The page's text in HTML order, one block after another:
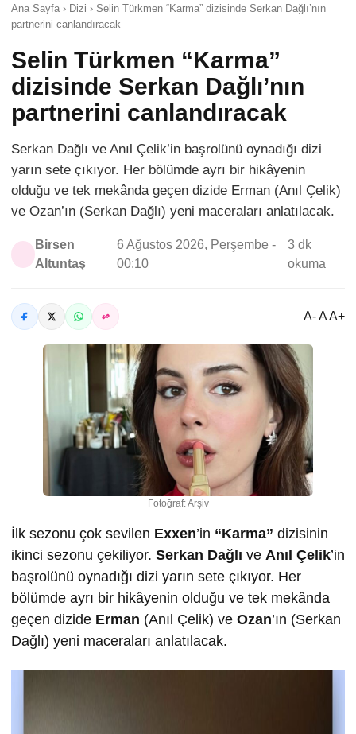
Ana Sayfa › Dizi › Selin Türkmen “Karma” dizisinde Serkan Dağlı’nın
partnerini canlandıracak
Selin Türkmen “Karma”
dizisinde Serkan Dağlı’nın
partnerini canlandıracak
Serkan Dağlı ve Anıl Çelik’in başrolünü oynadığı dizi
yarın sete çıkıyor. Her bölümde ayrı bir hikâyenin
olduğu ve tek mekânda geçen dizide Erman (Anıl Çelik)
ve Ozan’ın (Serkan Dağlı) yeni maceraları anlatılacak.
Birsen
Altuntaş
6 Ağustos 2026, Perşembe -
00:10
3 dk
okuma
A- A A+
Fotoğraf: Arşiv
İlk sezonu çok sevilen Exxen’in “Karma” dizisinin
ikinci sezonu çekiliyor. Serkan Dağlı ve Anıl Çelik’in
başrolünü oynadığı dizi yarın sete çıkıyor. Her
bölümde ayrı bir hikâyenin olduğu ve tek mekânda
geçen dizide Erman (Anıl Çelik) ve Ozan’ın (Serkan
Dağlı) yeni maceraları anlatılacak.